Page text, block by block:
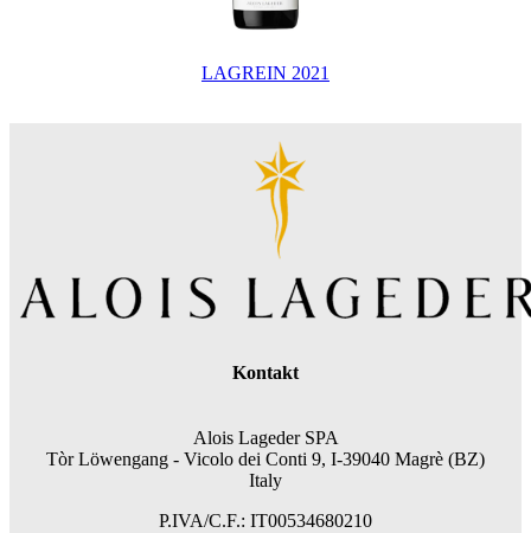
LAGREIN 2021
Kontakt
Alois Lageder SPA
Tòr Löwengang - Vicolo dei Conti 9, I-39040 Magrè (BZ)
Italy
P.IVA/C.F.: IT00534680210